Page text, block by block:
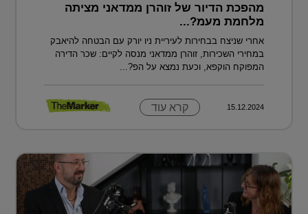
מהפכת הדיור של זוהרן ממדאני מציתה
מלחמת מעמ?...
אחרי שניצח בבחירות לעיריית ניו יורק עם הבטחה להיאבק
במחירי השכירות, זוהרן ממדאני מנסה לקיים: שכר הדירה
המפוקח הוקפא, וכעת נמצא על הפ?...
15.12.2024 קרא עוד